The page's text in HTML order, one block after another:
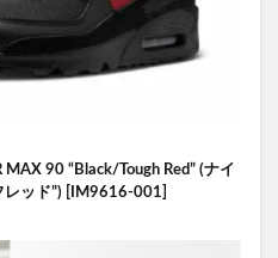
90 “Black/Tough Red” (ナイ
レッド”) [IM9616-001]